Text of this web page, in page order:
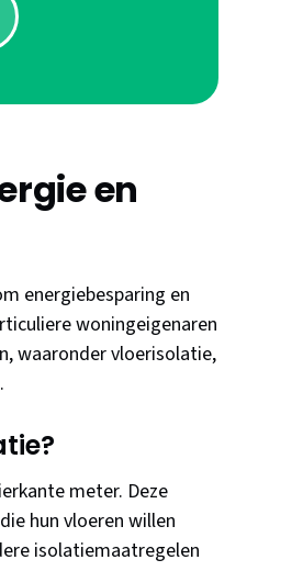
en
energiebesparing en
woningeigenaren
waaronder vloerisolatie,
meter. Deze
hun vloeren willen
isolatiemaatregelen